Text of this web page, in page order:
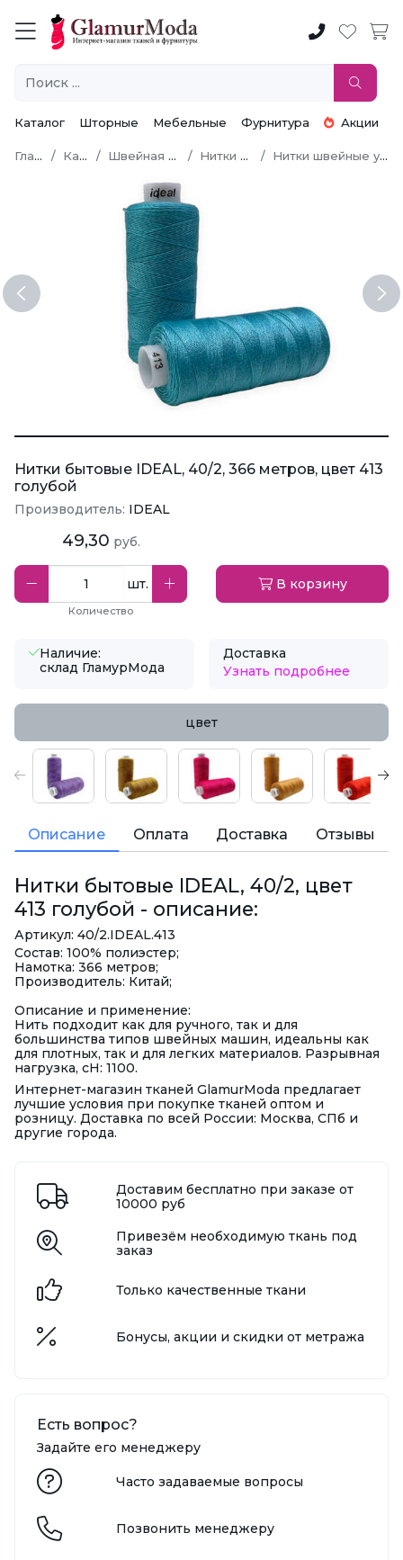
Каталог Шторные Мебельные Фурнитура Акции
Главная Каталог Швейная фурнитура Нитки швейные Нитки швейные универсальные
Previous
Нитки бытовые IDEAL, 40/2, 366 метров, цвет 413
голубой
Производитель: IDEAL
49,30 руб.
шт.
Количество
В корзину
Наличие:
склад ГламурМода
Доставка
Узнать подробнее
цвет
Описание Оплата Доставка Отзывы
Нитки бытовые IDEAL, 40/2, цвет
413 голубой - описание:
Артикул: 40/2.IDEAL.413
Состав: 100% полиэстер;
Намотка: 366 метров;
Производитель: Китай;
Описание и применение:
Нить подходит как для ручного, так и для
большинства типов швейных машин, идеальны как
для плотных, так и для легких материалов. Разрывная
нагрузка, сН: 1100.
Интернет-магазин тканей GlamurModa предлагает
лучшие условия при покупке тканей оптом и
розницу. Доставка по всей России: Москва, СПб и
другие города.
Доставим бесплатно при заказе от
10000 руб
Привезём необходимую ткань под
заказ
Только качественные ткани
Бонусы, акции и скидки от метража
Есть вопрос?
Задайте его менеджеру
Часто задаваемые вопросы
Позвонить менеджеру